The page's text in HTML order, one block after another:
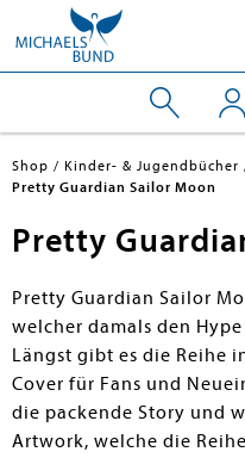
Shop Kinder- & Jugendbücher
Pretty Guardian Sailor Moon
Pretty
Pretty Guardian Sailor
welcher damals den
Längst gibt es die Reihe
Cover für Fans und
die packende Story und
Artwork, welche die